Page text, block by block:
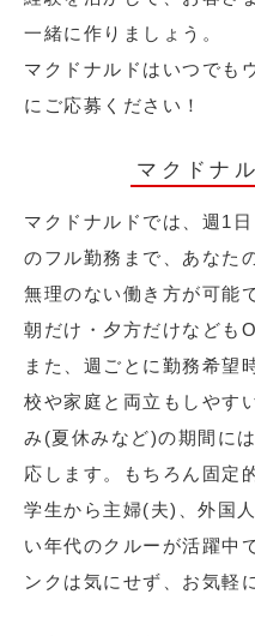
一緒に作りましょう。
マクドナルドはいつでも
にご応募ください！
マクドナ
マクドナルドでは、週1
のフル勤務まで、あなた
無理のない働き方が可能
朝だけ・夕方だけなども
また、週ごとに勤務希望
校や家庭と両立もしやす
み(夏休みなど)の期間に
応します。もちろん固定
学生から主婦(夫)、外国
い年代のクルーが活躍中
ンクは気にせず、お気軽